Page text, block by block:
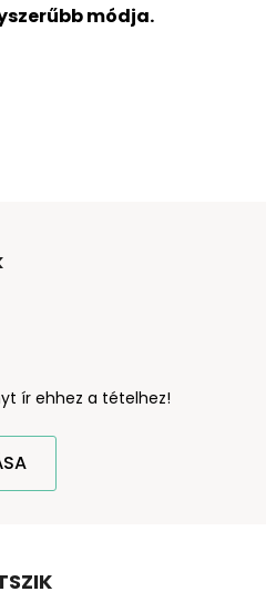
módja.
ír ehhez a tételhez!